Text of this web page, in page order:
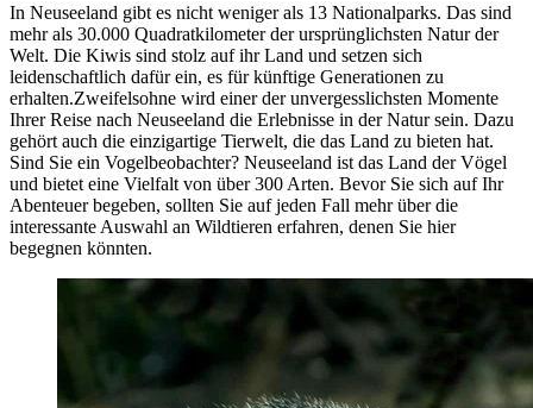
In Neuseeland gibt es nicht weniger als 13 Nationalparks. Das sind
mehr als 30.000 Quadratkilometer der ursprünglichsten Natur der
Welt. Die Kiwis sind stolz auf ihr Land und setzen sich
leidenschaftlich dafür ein, es für künftige Generationen zu
erhalten.Zweifelsohne wird einer der unvergesslichsten Momente
Ihrer Reise nach Neuseeland die Erlebnisse in der Natur sein. Dazu
gehört auch die einzigartige Tierwelt, die das Land zu bieten hat.
Sind Sie ein Vogelbeobachter? Neuseeland ist das Land der Vögel
und bietet eine Vielfalt von über 300 Arten. Bevor Sie sich auf Ihr
Abenteuer begeben, sollten Sie auf jeden Fall mehr über die
interessante Auswahl an Wildtieren erfahren, denen Sie hier
begegnen könnten.